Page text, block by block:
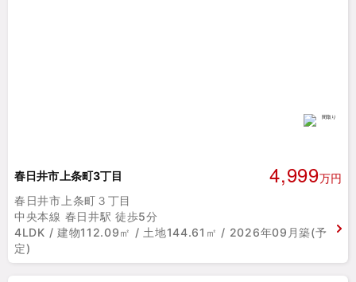
春日井市上条町3丁目 4,999万円
春日井市上条町３丁目
中央本線 春日井駅 徒歩5分
4LDK / 建物112.09㎡ / 土地144.61㎡ / 2026年09月築(予
定)